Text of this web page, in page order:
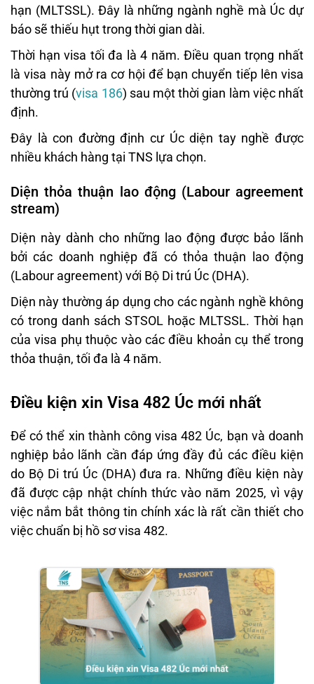
hạn (MLTSSL). Đây là những ngành nghề mà Úc dự
báo sẽ thiếu hụt trong thời gian dài.
Thời hạn visa tối đa là 4 năm. Điều quan trọng nhất
là visa này mở ra cơ hội để bạn chuyển tiếp lên visa
thường trú (visa 186) sau một thời gian làm việc nhất
định.
Đây là con đường định cư Úc diện tay nghề được
nhiều khách hàng tại TNS lựa chọn.
Diện thỏa thuận lao động (Labour agreement
stream)
Diện này dành cho những lao động được bảo lãnh
bởi các doanh nghiệp đã có thỏa thuận lao động
(Labour agreement) với Bộ Di trú Úc (DHA).
Diện này thường áp dụng cho các ngành nghề không
có trong danh sách STSOL hoặc MLTSSL. Thời hạn
của visa phụ thuộc vào các điều khoản cụ thể trong
thỏa thuận, tối đa là 4 năm.
Điều kiện xin Visa 482 Úc mới nhất
Để có thể xin thành công visa 482 Úc, bạn và doanh
nghiệp bảo lãnh cần đáp ứng đầy đủ các điều kiện
do Bộ Di trú Úc (DHA) đưa ra. Những điều kiện này
đã được cập nhật chính thức vào năm 2025, vì vậy
việc nắm bắt thông tin chính xác là rất cần thiết cho
việc chuẩn bị hồ sơ visa 482.